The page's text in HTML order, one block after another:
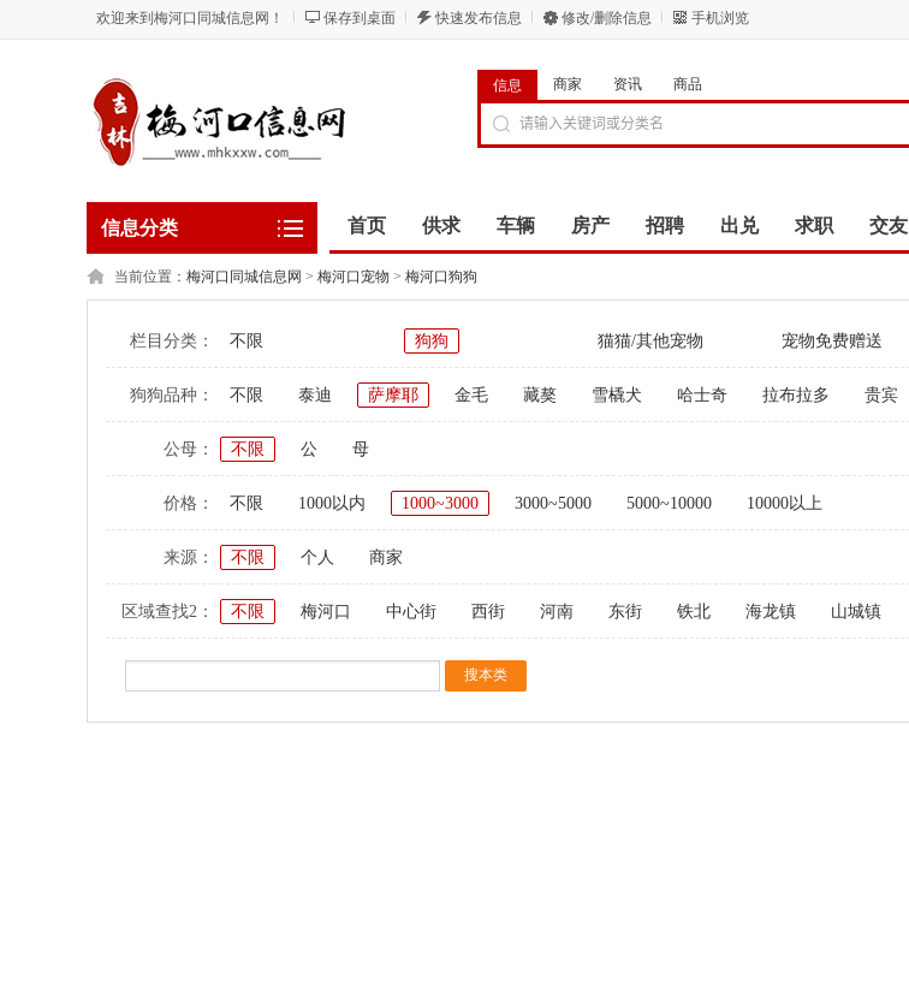
欢迎来到梅河口同城信息网！ 保存到桌面 快速发布信息 修改/删除信息 手机浏览
信息 商家 资讯 商品
信息分类 首页 供求 车辆 房产 招聘 出兑 求职 交友
当前位置： 梅河口同城信息网 > 梅河口宠物 > 梅河口狗狗
栏目分类： 不限 狗狗 猫猫/其他宠物 宠物免费赠送
狗狗品种： 不限 泰迪 萨摩耶 金毛 藏獒 雪橇犬 哈士奇 拉布拉多 贵宾
公母： 不限 公 母
价格： 不限 1000以内 1000~3000 3000~5000 5000~10000 10000以上
来源： 不限 个人 商家
区域查找2： 不限 梅河口 中心街 西街 河南 东街 铁北 海龙镇 山城镇